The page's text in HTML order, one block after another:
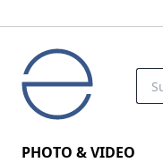
PHOTO & VIDEO